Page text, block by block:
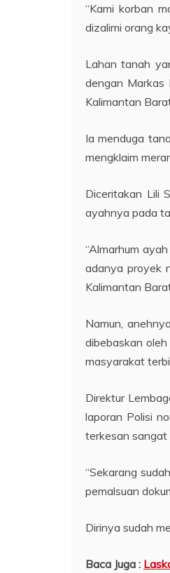
“Kami korban
dizalimi orang
Lahan tanah
dengan Markas
Kalimantan
Ia menduga
mengklaim
Diceritakan Lili
ayahnya pada
“Almarhum
adanya proyek
Kalimantan
Namun,
dibebaskan
masyarakat
Direktur
laporan Polisi
terkesan sangat
“Sekarang
pemalsuan
Dirinya sudah
Baca Juga :